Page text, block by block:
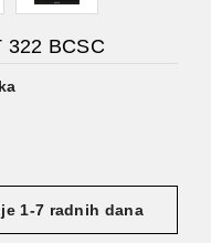
322 BCSC
1-7 radnih dana